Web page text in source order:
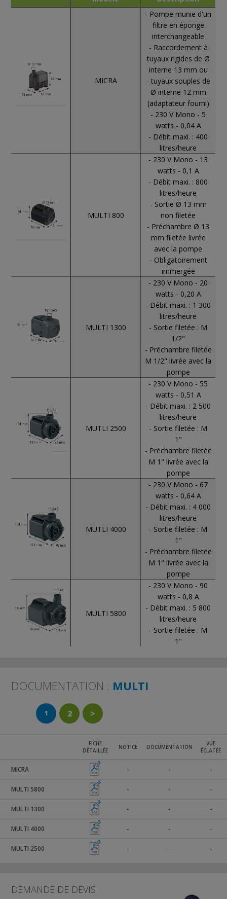
MICRA
- Pompe munie d'un
filtre en éponge
interchangeable
- Raccordement à
tuyaux rigides de Ø
interne 13 mm ou
- tuyaux souples de
Ø interne 12 mm
(adaptateur fourni)
- 230 V Mono - 5
watts - 0,04 A
- Débit maxi. : 400
litres/heure
MULTI 800
- 230 V Mono - 13
watts - 0,1 A
- Débit maxi. : 800
litres/heure
- Sortie Ø 13 mm
non filetée
- Préchambre Ø 13
mm filetée livrée
avec la pompe
- Obligatoirement
immergée
MULTI 1300
- 230 V Mono - 20
watts - 0,20 A
- Débit maxi. : 1 300
litres/heure
- Sortie filetée : M
1/2"
- Préchambre filetée
M 1/2" livrée avec la
pompe
MUTLI 2500
- 230 V Mono - 55
watts - 0,51 A
- Débit maxi. : 2 500
litres/heure
- Sortie filetée : M
1"
- Préchambre filetée
M 1" livrée avec la
pompe
MUTLI 4000
- 230 V Mono - 67
watts - 0,64 A
- Débit maxi. : 4 000
litres/heure
- Sortie filetée : M
1"
- Préchambre filetée
M 1" livrée avec la
pompe
MULTI 5800
- 230 V Mono - 90
watts - 0,8 A
- Débit maxi. : 5 800
litres/heure
- Sortie filetée : M
1"
DOCUMENTATION : MULTI
1 2 >
FICHE
DÉTAILLÉE
NOTICE DOCUMENTATION
VUE
ÉCLATÉE
MICRA - - -
MULTI 5800 - - -
MULTI 1300 - - -
MULTI 4000 - - -
MULTI 2500 - - -
DEMANDE DE DEVIS